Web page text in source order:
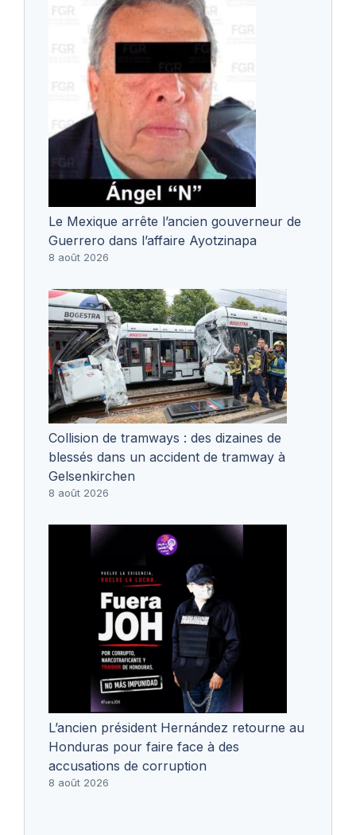
Le Mexique arrête l’ancien gouverneur de
Guerrero dans l’affaire Ayotzinapa
8 août 2026
Collision de tramways : des dizaines de
blessés dans un accident de tramway à
Gelsenkirchen
8 août 2026
L’ancien président Hernández retourne au
Honduras pour faire face à des
accusations de corruption
8 août 2026